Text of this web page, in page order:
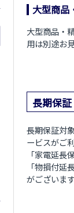
大型商品
大型商品・
用は別途お
長期保証
長期保証対
ービスがご
「家電延
「物損付延
がございま